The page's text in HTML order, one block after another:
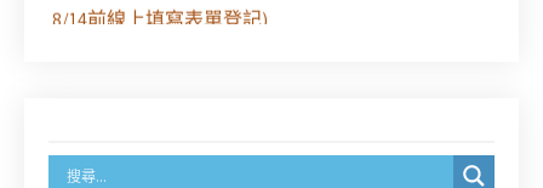
8/14前線上填寫表單登記)
臺灣新北地方法院115年第2次約聘辯護人公開甄選